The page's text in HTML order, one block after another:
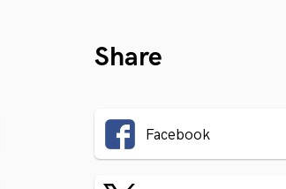
Share
Facebook